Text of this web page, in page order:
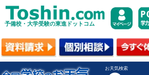
予備校・大学受験の東進ドットコム
お天気検索